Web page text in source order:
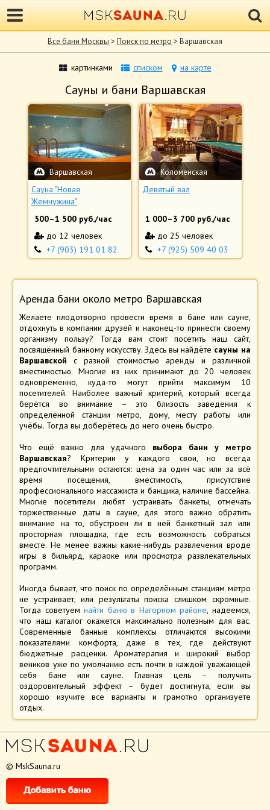
Все бани Москвы > Поиск по метро > Варшавская
картинками списком на карте
Сауны и бани Варшавская
Варшавская
Сауна "Новая
Жемчужина"
500–1 500 руб./час
до 12 человек
+7 (903) 191 01 82
Коломенская
Девятый вал
1 000–3 700 руб./час
до 25 человек
+7 (925) 509 40 03
Аренда бани около метро Варшавская
Желаете плодотворно провести время в бане или сауне,
отдохнуть в компании друзей и наконец-то принести своему
организму пользу? Тогда вам стоит посетить наш сайт,
посвящённый банному искусству. Здесь вы найдёте сауны на
Варшавской с разной стоимостью аренды и различной
вместимостью. Многие из них принимают до 20 человек
одновременно, куда-то могут прийти максимум 10
посетителей. Наиболее важный критерий, который всегда
берётся во внимание – это близость заведения к
определённой станции метро, дому, месту работы или
учёбы. Тогда вы доберётесь до него очень быстро.
Что ещё важно для удачного выбора бани у метро
Варшавская? Критерии у каждого свои, но всегда
предпочтительными остаются: цена за один час или за всё
время посещения, вместимость, присутствие
профессионального массажиста и банщика, наличие бассейна.
Многие посетители любят устраивать банкеты, отмечать
торжественные даты в сауне, для этого важно обратить
внимание на то, обустроен ли в ней банкетный зал или
просторная площадка, где есть возможность собраться
вместе. Не менее важны какие-нибудь развлечения вроде
игры в бильярд, караоке или просмотра развлекательных
программ.
Иногда бывает, что поиск по определённым станциям метро
не устраивает, или результаты поиска слишком скромные.
Тогда советуемнайти баню в Нагорном районе, надеемся,
что наш каталог окажется максимально полезным для вас.
Современные банные комплексы отличаются высокими
показателями комфорта, даже в тех, где действуют
бюджетные расценки. Ароматерапия и широкий выбор
веников уже по умолчанию есть почти в каждой уважающей
себя бане или сауне. Главная цель – получить
оздоровительный эффект – будет достигнута, если вы
хорошо изучите все варианты и грамотно организуете
отдых.
© MskSauna.ru